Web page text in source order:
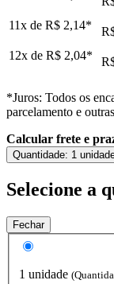
11x de R$ 2,14*
12x de R$ 2,04*
*Juros: Todos os
parcelamento e
Calcular frete e
Quantidade: 1
Selecione a
Fechar
1 unidade